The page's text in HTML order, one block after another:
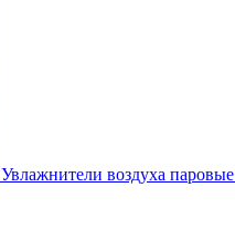
Увлажнители воздуха паровые